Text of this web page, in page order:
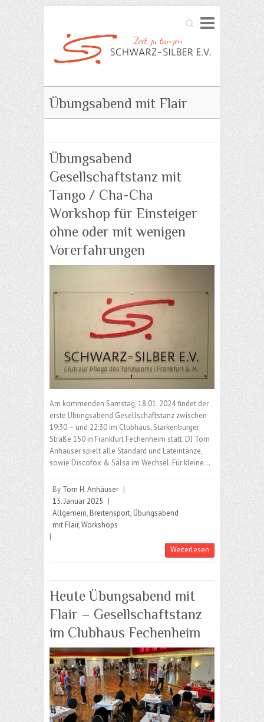
Search
Übungsabend mit Flair
Übungsabend
Gesellschaftstanz mit
Tango / Cha-Cha
Workshop für Einsteiger
ohne oder mit wenigen
Vorerfahrungen
Am kommenden Samstag, 18.01. 2024 findet der
erste Übungsabend Gesellschaftstanz zwischen
19:30 – und 22:30 im Clubhaus, Starkenburger
Straße 150 in Frankfurt Fechenheim statt. DJ Tom
Anhäuser spielt alle Standard und Lateintänze,
sowie Discofox & Salsa im Wechsel. Für kleine…
By Tom H. Anhäuser |
15. Januar 2025 |
Allgemein, Breitensport, Übungsabend
mit Flair,Workshops
|
Weiterlesen
Heute Übungsabend mit
Flair – Gesellschaftstanz
im Clubhaus Fechenheim